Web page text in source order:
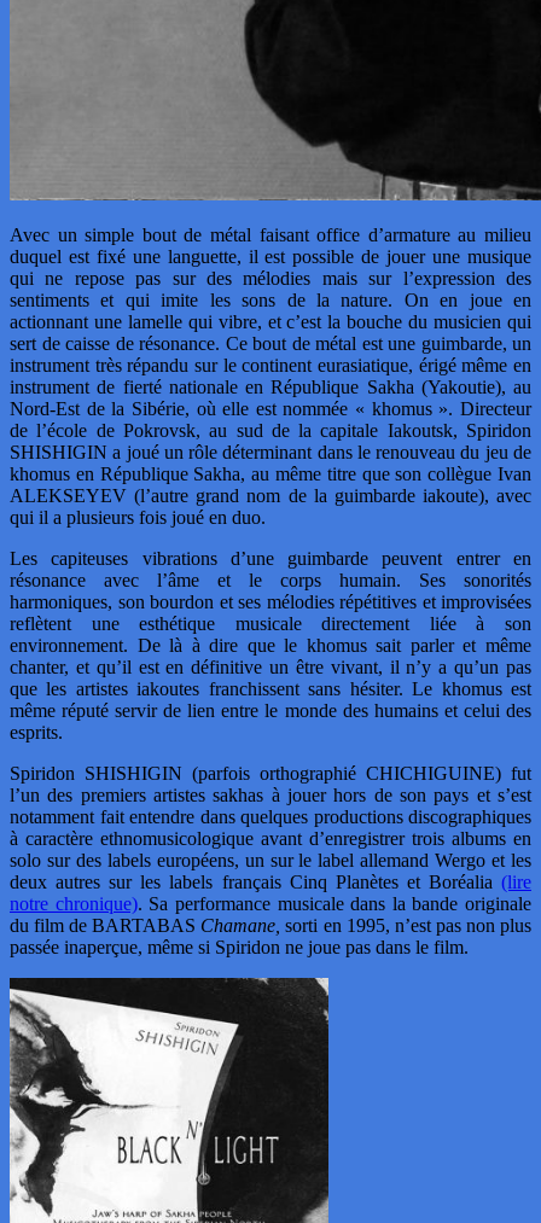
Avec un simple bout de métal faisant office d’armature au milieu
duquel est fixé une languette, il est possible de jouer une musique
qui ne repose pas sur des mélodies mais sur l’expression des
sentiments et qui imite les sons de la nature. On en joue en
actionnant une lamelle qui vibre, et c’est la bouche du musicien qui
sert de caisse de résonance. Ce bout de métal est une guimbarde, un
instrument très répandu sur le continent eurasiatique, érigé même en
instrument de fierté nationale en République Sakha (Yakoutie), au
Nord-Est de la Sibérie, où elle est nommée « khomus ». Directeur
de l’école de Pokrovsk, au sud de la capitale Iakoutsk, Spiridon
SHISHIGIN a joué un rôle déterminant dans le renouveau du jeu de
khomus en République Sakha, au même titre que son collègue Ivan
ALEKSEYEV (l’autre grand nom de la guimbarde iakoute), avec
qui il a plusieurs fois joué en duo.
Les capiteuses vibrations d’une guimbarde peuvent entrer en
résonance avec l’âme et le corps humain. Ses sonorités
harmoniques, son bourdon et ses mélodies répétitives et improvisées
reflètent une esthétique musicale directement liée à son
environnement. De là à dire que le khomus sait parler et même
chanter, et qu’il est en définitive un être vivant, il n’y a qu’un pas
que les artistes iakoutes franchissent sans hésiter. Le khomus est
même réputé servir de lien entre le monde des humains et celui des
esprits.
Spiridon SHISHIGIN (parfois orthographié CHICHIGUINE) fut
l’un des premiers artistes sakhas à jouer hors de son pays et s’est
notamment fait entendre dans quelques productions discographiques
à caractère ethnomusicologique avant d’enregistrer trois albums en
solo sur des labels européens, un sur le label allemand Wergo et les
deux autres sur les labels français Cinq Planètes et Boréalia (lire
notre chronique). Sa performance musicale dans la bande originale
du film de BARTABAS Chamane, sorti en 1995, n’est pas non plus
passée inaperçue, même si Spiridon ne joue pas dans le film.